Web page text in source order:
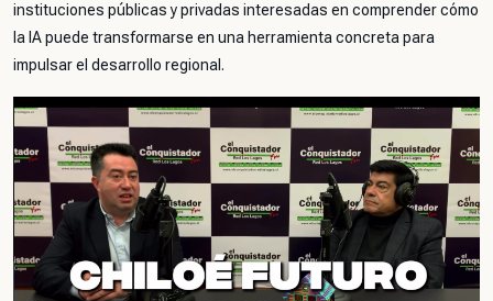
instituciones públicas y privadas interesadas en comprender cómo
la IA puede transformarse en una herramienta concreta para
impulsar el desarrollo regional.